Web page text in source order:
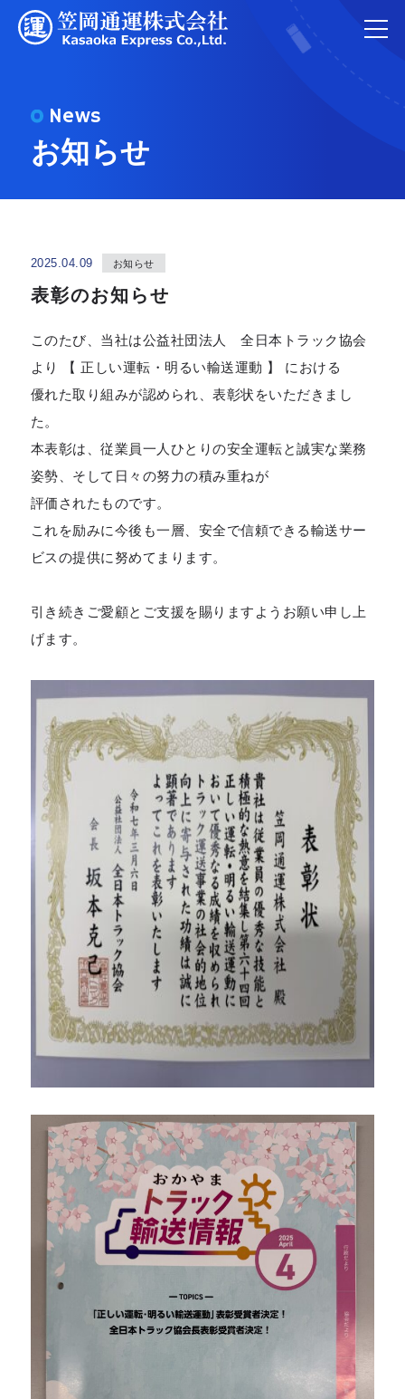
News
お知らせ
2025.04.09 お知らせ
表彰のお知らせ
このたび、当社は公益社団法人 全日本トラック協会
より 【 正しい運転・明るい輸送運動 】 における
優れた取り組みが認められ、表彰状をいただきまし
た。
本表彰は、従業員一人ひとりの安全運転と誠実な業務
姿勢、そして日々の努力の積み重ねが
評価されたものです。
これを励みに今後も一層、安全で信頼できる輸送サー
ビスの提供に努めてまります。
引き続きご愛顧とご支援を賜りますようお願い申し上
げます。